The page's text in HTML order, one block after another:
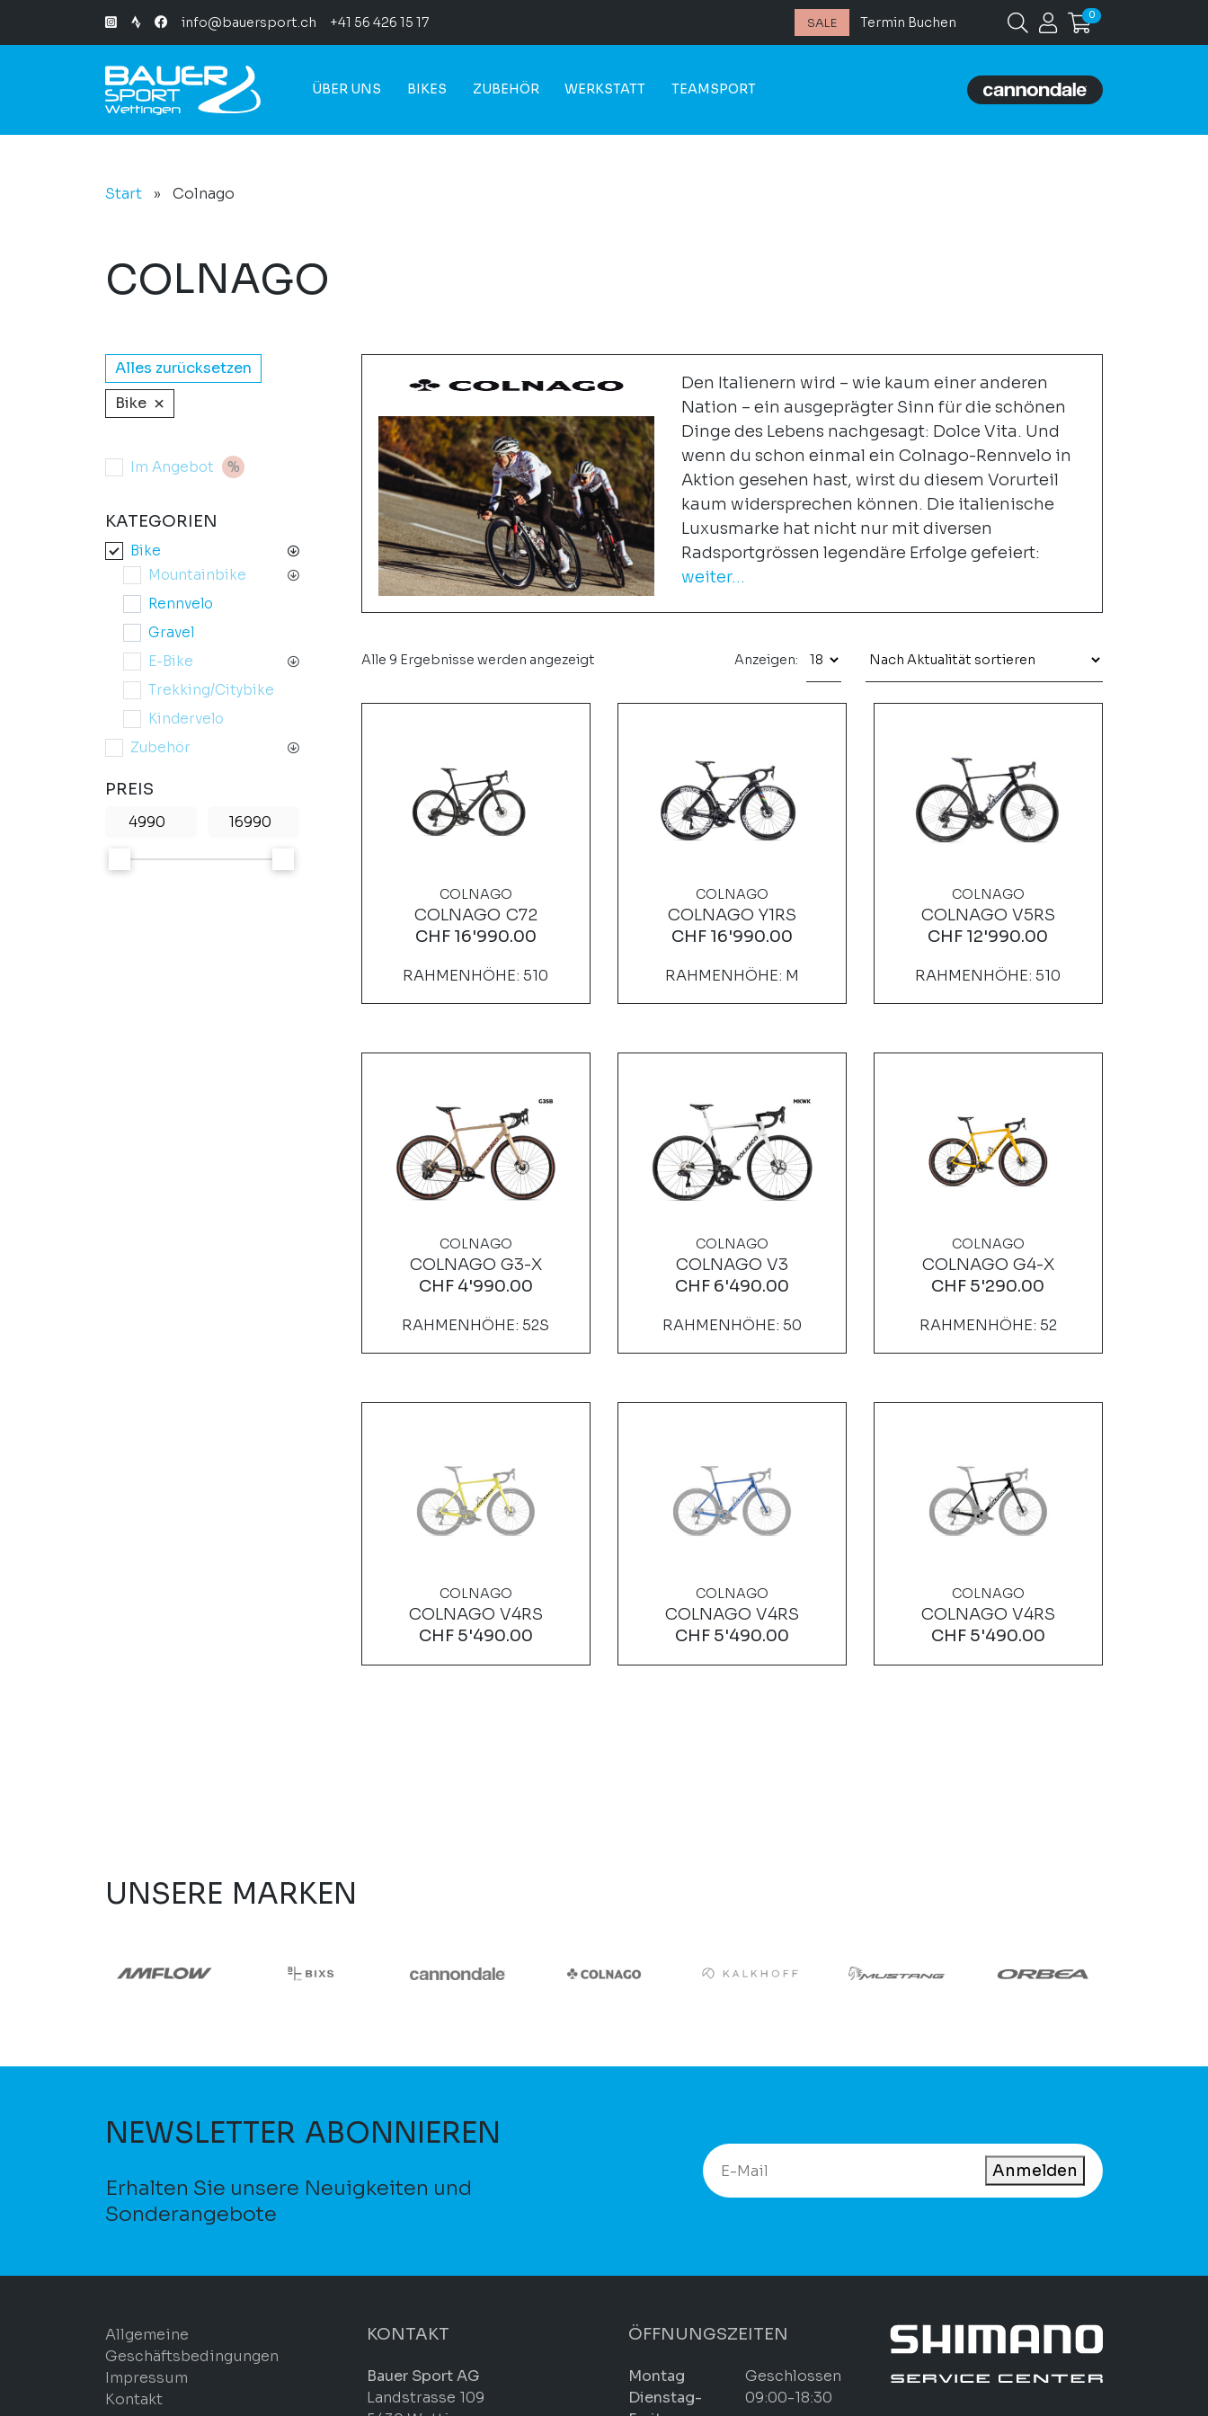
info@bauersport.ch +41 56 426 15 17 SALE Termin Buchen 0
ÜBER UNS BIKES ZUBEHÖR WERKSTATT TEAMSPORT
Start » Colnago
COLNAGO
Alles zurücksetzen
Bike ×
Im Angebot
KATEGORIEN
Bike
Mountainbike
Rennvelo
Gravel
E-Bike
Trekking/Citybike
Kindervelo
Zubehör
PREIS
Den Italienern wird – wie kaum einer anderen
Nation – ein ausgeprägter Sinn für die schönen
Dinge des Lebens nachgesagt: Dolce Vita. Und
wenn du schon einmal ein Colnago-Rennvelo in
Aktion gesehen hast, wirst du diesem Vorurteil
kaum widersprechen können. Die italienische
Luxusmarke hat nicht nur mit diversen
Radsportgrössen legendäre Erfolge gefeiert:
weiter...
Alle 9 Ergebnisse werden angezeigt Anzeigen:
COLNAGO
COLNAGO C72
CHF16'990.00
RAHMENHÖHE: 510
COLNAGO
COLNAGO Y1RS
CHF16'990.00
RAHMENHÖHE: M
COLNAGO
COLNAGO V5RS
CHF 12'990.00
RAHMENHÖHE: 510
COLNAGO
COLNAGO G3-X
CHF4'990.00
RAHMENHÖHE: 52S
COLNAGO
COLNAGO V3
CHF6'490.00
RAHMENHÖHE: 50
COLNAGO
COLNAGO G4-X
CHF 5'290.00
RAHMENHÖHE: 52
COLNAGO
COLNAGO V4RS
CHF5'490.00
COLNAGO
COLNAGO V4RS
CHF5'490.00
COLNAGO
COLNAGO V4RS
CHF5'490.00
UNSERE MARKEN
NEWSLETTER ABONNIEREN
Erhalten Sie unsere Neuigkeiten und
Sonderangebote
Anmelden
Allgemeine
Geschäftsbedingungen
Impressum
Kontakt
KONTAKT
Bauer Sport AG
Landstrasse 109
ÖFFNUNGSZEITEN
Montag
Geschlossen
Dienstag-
09:00-18:30